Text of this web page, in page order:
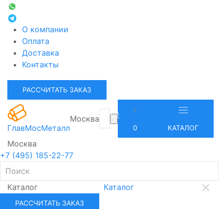
О компании
Оплата
Доставка
Контакты
РАССЧИТАТЬ ЗАКАЗ
ГлавМосМеталл
Москва
0 КАТАЛОГ
Москва
+7 (495) 185-22-77
Каталог Каталог
РАССЧИТАТЬ ЗАКАЗ